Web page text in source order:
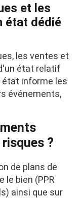
et les
état dédié
les ventes et
état relatif
état informe les
événements,
?
de plans de
le bien (PPR
ainsi que sur